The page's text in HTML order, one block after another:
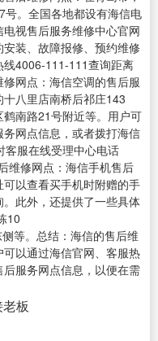
。全国各地都设有海信电
视售后服务维修中心官网
安装、故障报修、预约维修
4006-111-111查询距离
网点：海信空调的售后服
八里店南桥后祁庄143
南路21号附近等。用户可
网点信息，或者拨打海信
客服在线受理中心电话
维修网点：海信手机售后
以查看买手机时附赠的手
此外，还提供了一些具体
10
等。总结：海信的售后维
以通过海信官网、客服热
服务网点信息，以便在需
板